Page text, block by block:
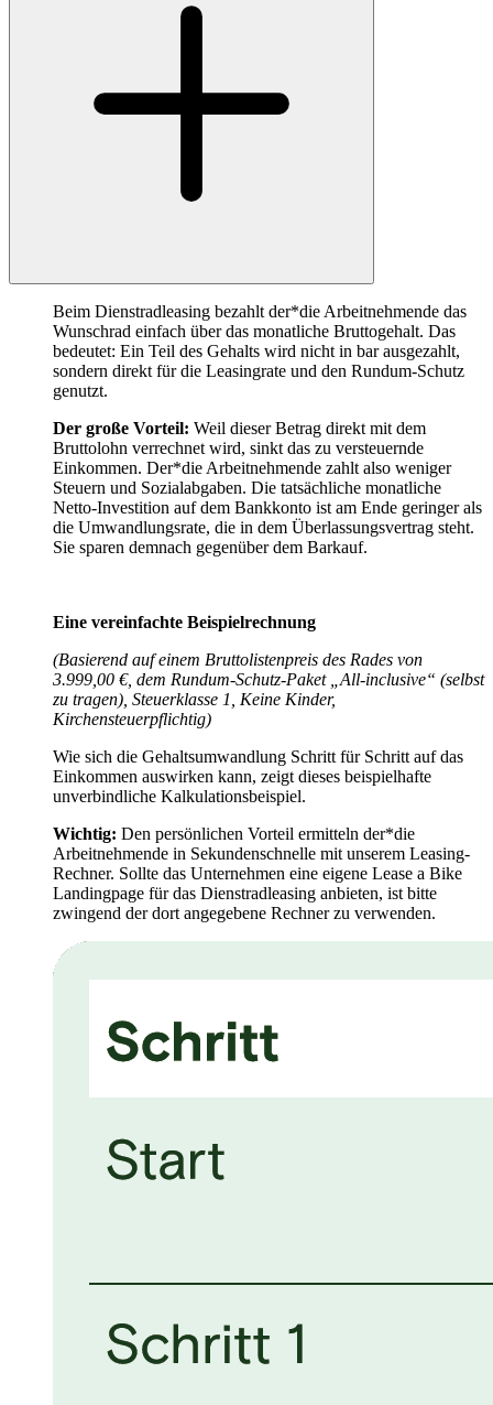
Beim Dienstradleasing bezahlt der*die Arbeitnehmende das
Wunschrad einfach über das monatliche Bruttogehalt. Das
bedeutet: Ein Teil des Gehalts wird nicht in bar ausgezahlt,
sondern direkt für die Leasingrate und den Rundum-Schutz
genutzt.
Der große Vorteil: Weil dieser Betrag direkt mit dem
Bruttolohn verrechnet wird, sinkt das zu versteuernde
Einkommen. Der*die Arbeitnehmende zahlt also weniger
Steuern und Sozialabgaben. Die tatsächliche monatliche
Netto-Investition auf dem Bankkonto ist am Ende geringer als
die Umwandlungsrate, die in dem Überlassungsvertrag steht.
Sie sparen demnach gegenüber dem Barkauf.
Eine vereinfachte Beispielrechnung
(Basierend auf einem Bruttolistenpreis des Rades von
3.999,00 €, dem Rundum-Schutz-Paket „All-inclusive“ (selbst
zu tragen), Steuerklasse 1, Keine Kinder,
Kirchensteuerpflichtig)
Wie sich die Gehaltsumwandlung Schritt für Schritt auf das
Einkommen auswirken kann, zeigt dieses beispielhafte
unverbindliche Kalkulationsbeispiel.
Wichtig: Den persönlichen Vorteil ermitteln der*die
Arbeitnehmende in Sekundenschnelle mit unserem Leasing-
Rechner. Sollte das Unternehmen eine eigene Lease a Bike
Landingpage für das Dienstradleasing anbieten, ist bitte
zwingend der dort angegebene Rechner zu verwenden.